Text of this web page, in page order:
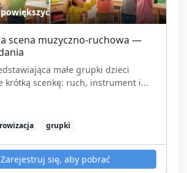
scena muzyczno-ruchowa —
małe grupki dzieci
krótką scenkę: ruch, instrument i...
grupki
Zarejestruj się, aby pobrać